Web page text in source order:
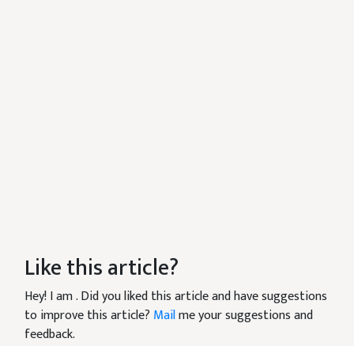
Like this article?
Hey! I am. Did you liked this article and have suggestions
to improve this article? Mailme your suggestions and
feedback.